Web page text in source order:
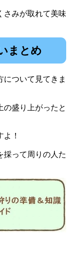
さみが取れて美味
まとめ
ついて見てきま
の盛り上がったと
！
採って周りの人た